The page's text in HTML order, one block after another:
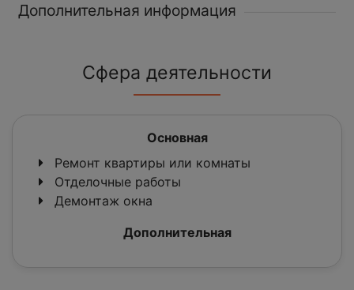
Дополнительная информация
Сфера деятельности
Основная
Ремонт квартиры или комнаты
Отделочные работы
Демонтаж окна
Дополнительная